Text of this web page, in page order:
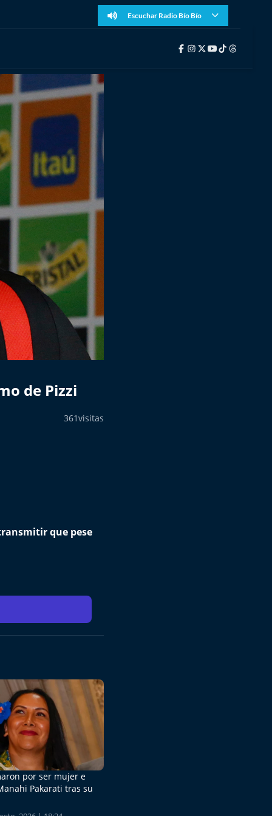
Escuchar Radio Bío Bío
de Pizzi
361visitas
que pese
por ser mujer e
Pakarati tras su